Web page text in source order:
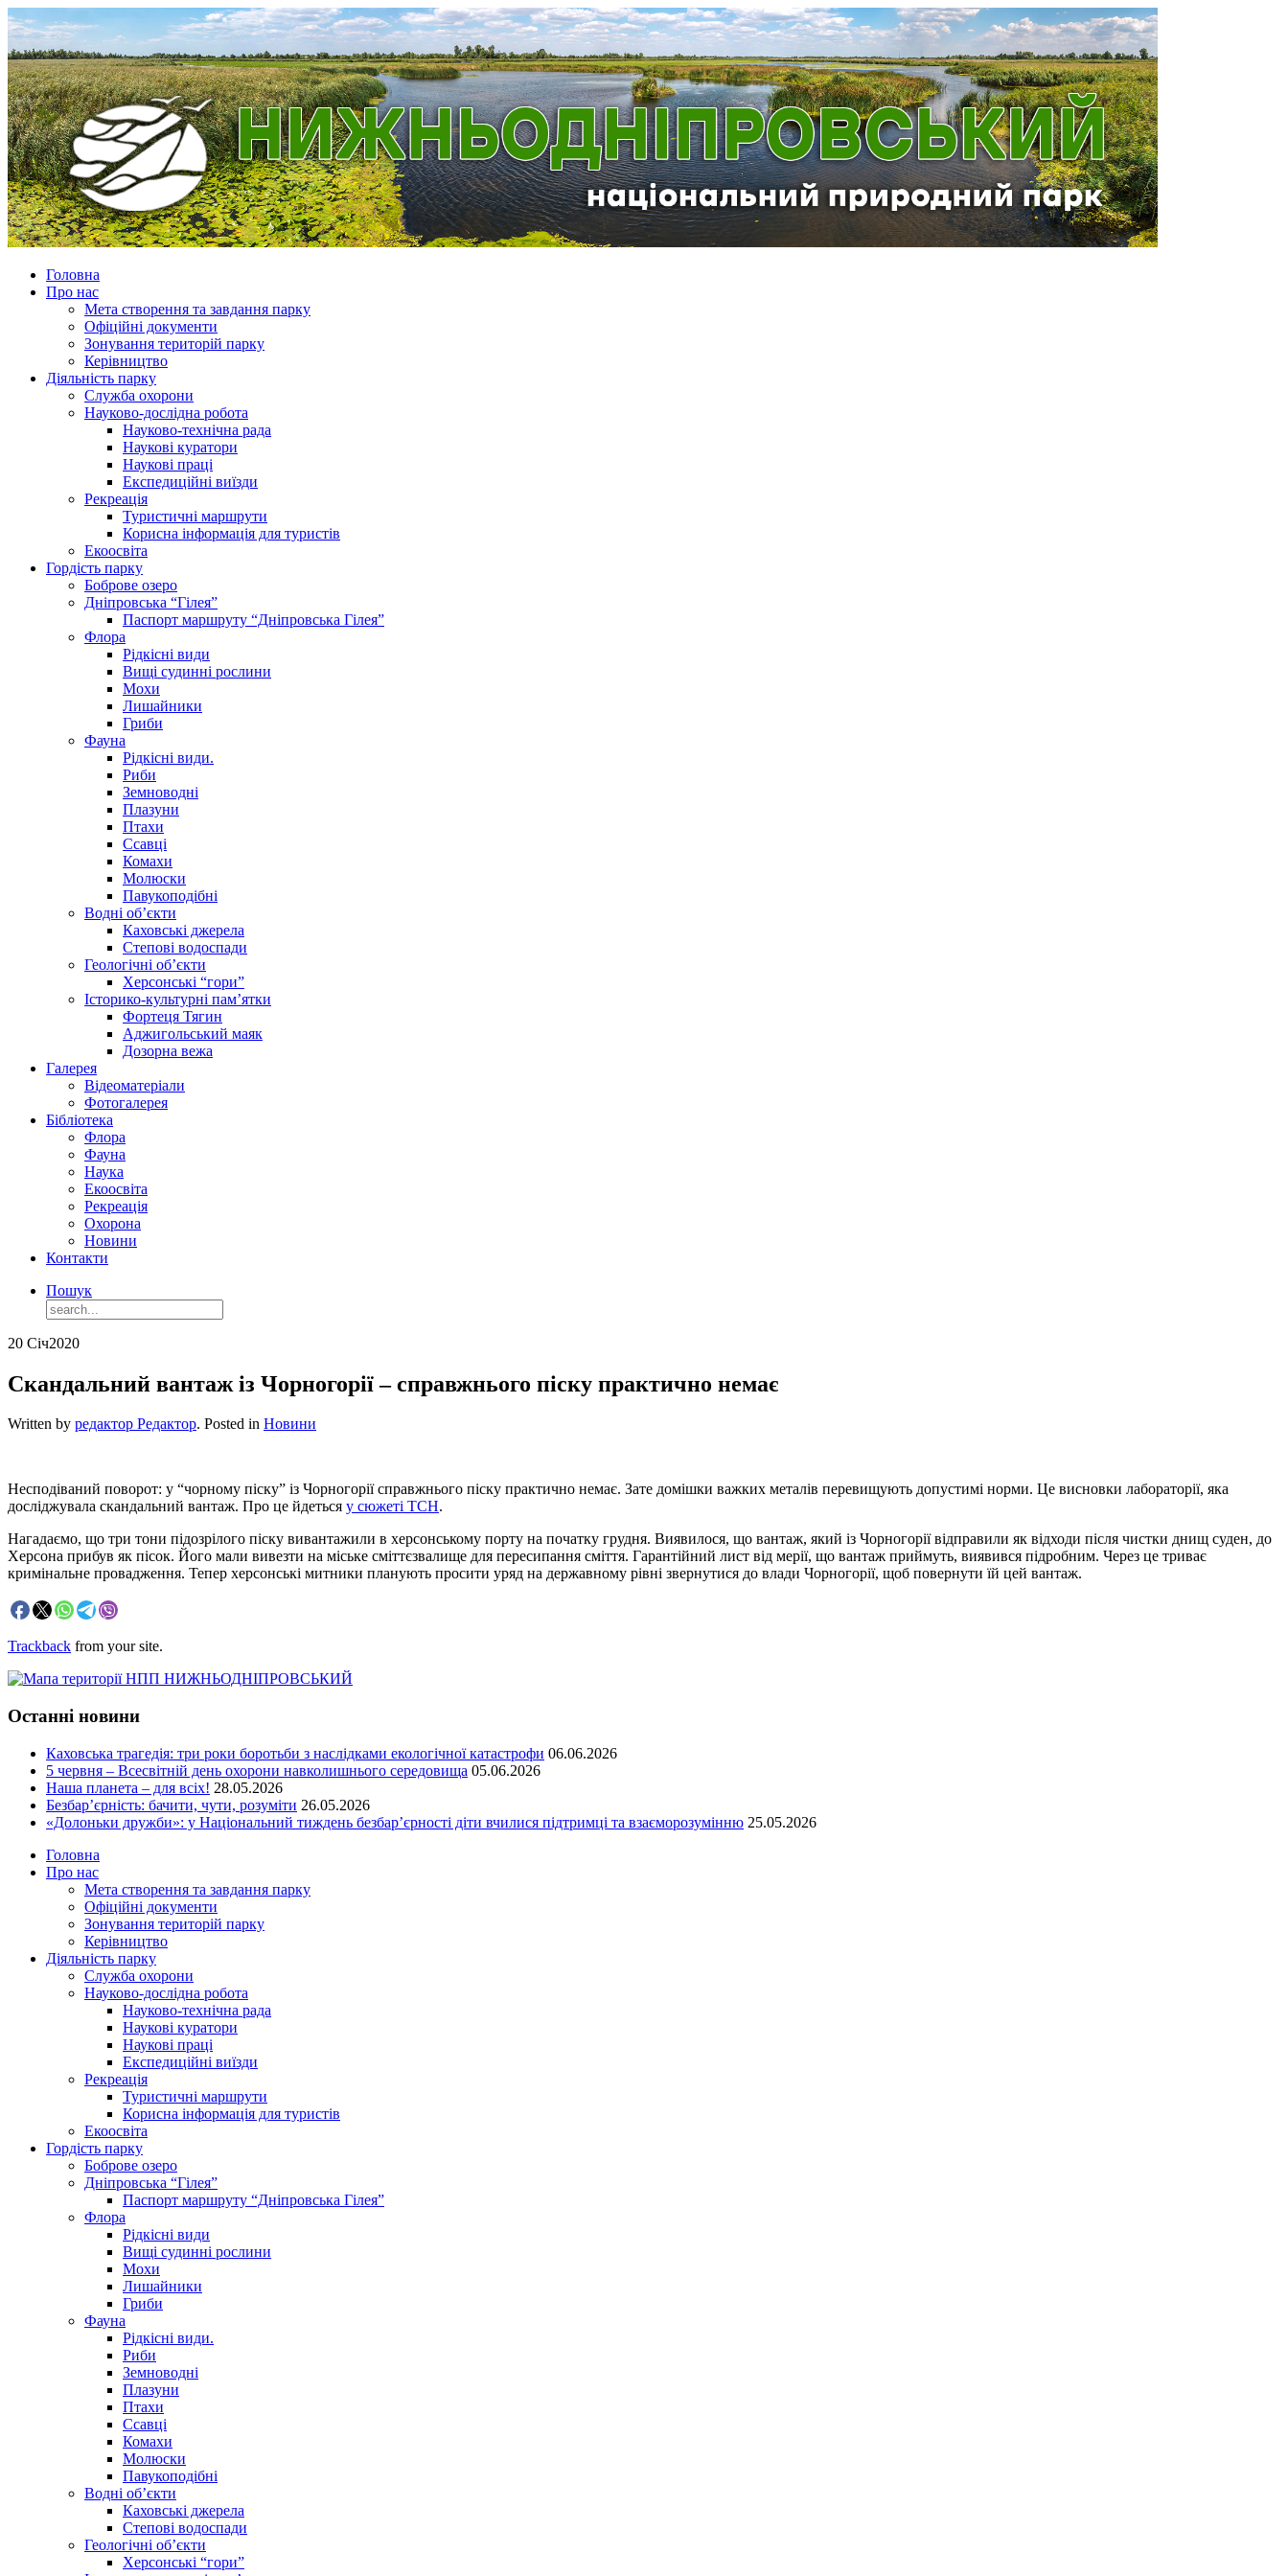
Головна
Про нас
Мета створення та завдання парку
Офіційні документи
Зонування територій парку
Керівництво
Діяльність парку
Служба охорони
Науково-дослідна робота
Науково-технічна рада
Наукові куратори
Наукові праці
Експедиційні виїзди
Рекреація
Туристичні маршрути
Корисна інформація для туристів
Екоосвіта
Гордість парку
Боброве озеро
Дніпровська “Гілея”
Паспорт маршруту “Дніпровська Гілея”
Флора
Рідкісні види
Вищі судинні рослини
Мохи
Лишайники
Гриби
Фауна
Рідкісні види.
Риби
Земноводні
Плазуни
Птахи
Ссавці
Комахи
Молюски
Павукоподібні
Водні об’єкти
Каховські джерела
Степові водоспади
Геологічні об’єкти
Херсонські “гори”
Історико-культурні пам’ятки
Фортеця Тягин
Аджигольський маяк
Дозорна вежа
Галерея
Відеоматеріали
Фотогалерея
Бібліотека
Флора
Фауна
Наука
Екоосвіта
Рекреація
Охорона
Новини
Контакти
Пошук
20 Січ2020
Скандальний вантаж із Чорногорії – справжнього піску практично немає
Written by редактор Редактор. Posted in Новини
Несподіваний поворот: у “чорному піску” із Чорногорії справжнього піску практично немає. Зате домішки важких металів перевищують допустимі норми. Це висновки лабораторії, яка
досліджувала скандальний вантаж. Про це йдеться у сюжеті ТСН.
Нагадаємо, що три тони підозрілого піску вивантажили в херсонському порту на початку грудня. Виявилося, що вантаж, який із Чорногорії відправили як відходи після чистки днищ суден, до
Херсона прибув як пісок. Його мали вивезти на міське сміттєзвалище для пересипання сміття. Гарантійний лист від мерії, що вантаж приймуть, виявився підробним. Через це триває
кримінальне провадження. Тепер херсонські митники планують просити уряд на державному рівні звернутися до влади Чорногорії, щоб повернути їй цей вантаж.
Trackback from your site.
Останні новини
Каховська трагедія: три роки боротьби з наслідками екологічної катастрофи 06.06.2026
5 червня – Всесвітній день охорони навколишнього середовища 05.06.2026
Наша планета – для всіх! 28.05.2026
Безбар’єрність: бачити, чути, розуміти 26.05.2026
«Долоньки дружби»: у Національний тиждень безбар’єрності діти вчилися підтримці та взаєморозумінню 25.05.2026
Головна
Про нас
Мета створення та завдання парку
Офіційні документи
Зонування територій парку
Керівництво
Діяльність парку
Служба охорони
Науково-дослідна робота
Науково-технічна рада
Наукові куратори
Наукові праці
Експедиційні виїзди
Рекреація
Туристичні маршрути
Корисна інформація для туристів
Екоосвіта
Гордість парку
Боброве озеро
Дніпровська “Гілея”
Паспорт маршруту “Дніпровська Гілея”
Флора
Рідкісні види
Вищі судинні рослини
Мохи
Лишайники
Гриби
Фауна
Рідкісні види.
Риби
Земноводні
Плазуни
Птахи
Ссавці
Комахи
Молюски
Павукоподібні
Водні об’єкти
Каховські джерела
Степові водоспади
Геологічні об’єкти
Херсонські “гори”